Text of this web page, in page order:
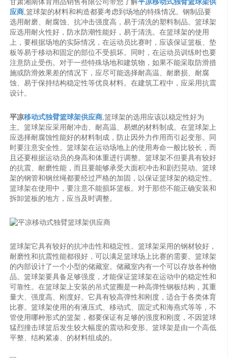
甘肃湘南体育用品销售有限公司带您了解平凉移动式独臂篮球架供
应商,篮球架的材料和构造都要考虑到场地的特殊情况。钢制品要
选用耐磨、耐腐蚀、抗冲击强度高，易于清洗的塑料制品。篮球架
应选用耐火性好，防水防潮性能好，易于清洗。在篮球架的使用
上，要根据场地的实际情况，在运动员比赛时，应该保证篮板、垫
板等易于移动和固定的部位不受损坏。同时，在运动员训练时也要
注意防止受伤。对于一些特殊场地和建筑物，如果不能采取防滑措
施或防滑效果差的情况下，应尽可能选择耐高温、耐磨损、耐腐
蚀、易于保持结构稳定性等优良材料。在建筑工程中，应采用抗震
设计。
平凉移动式独臂篮球架供应商,篮球架的选用应该以稳定性好为
主。篮球架应采用耐冲击、耐高温、易燃的材料制成。在篮球架上
应选择耐腐蚀性能好的材料制成，防止因外力作用而引起变形。同
时要注意安全性。篮球架在运动场地上的使用寿命一般比较长，而
且还要根据运动员的身高和体重进行调整。篮球架不但要具有较好
的抗震、耐磨性能，而且要能够承受大面积冲击和剧烈晃动。篮球
架的钢管和钢丝绳都要经过严格的加固，以保证篮球架的稳定性。
篮球架在使用中，要注意不能损坏篮板。对于那些不能正确安装和
拆卸篮板的地方，应当及时调整。
篮球架它具有较好的抗冲击性和稳定性。篮球架采用的钢材较好，
耐磨性和抗震性能都很好，可以满足篮球场上比赛的需要。篮球架
的内部设计了一个小型的储藏室。储藏室内有一个可以存放各种物
品。篮球架要具备足够强度，才能保证篮球架在运动中的稳定性和
可靠性。在篮球架上安装的吊式篮圈是一种高弹性钢板结构，其重
量大、强度高、刚度好。它具有较高弹性和刚度，适合于各类体育
比赛。篮球架使用的有液压式、移动式、固定式和海燕式等等，不
管使用哪种形式的篮架，都要保证有足够的强度和刚度，不因篮球
猛烈撞击球篮后发生较大幅度的震动和变形。篮球架是由一个高低
平整、结构紧凑、的材料组成的。